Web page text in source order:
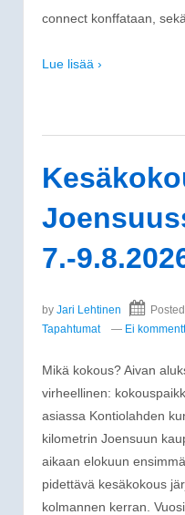
connect konffataan,
Lue lisää ›
7.-
by Jari Lehtinen
Tapahtumat
— Ei
Mikä kokous? Aivan
virheellinen:
asiassa Kontiolahden
kilometrin Joensuun
aikaan elokuun
pidettävä kesäkokous
kolmannen kerran.